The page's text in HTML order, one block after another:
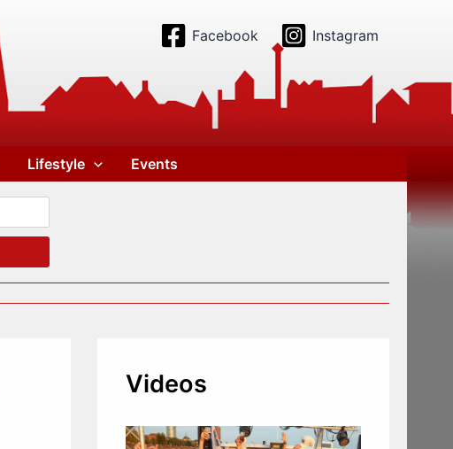
Facebook Instagram
Lifestyle Events
Videos